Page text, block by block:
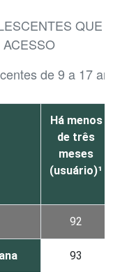
QUE JÁ
de 9 a 17 anos
Há menos
de três
meses
(usuário)¹
92
93